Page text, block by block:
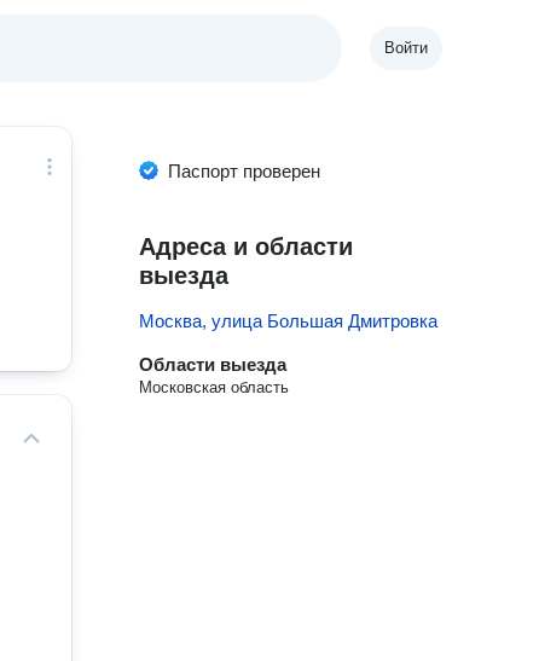
Войти
Паспорт проверен
Адреса и области
выезда
Москва, улица Большая Дмитровка
Области выезда
Московская область